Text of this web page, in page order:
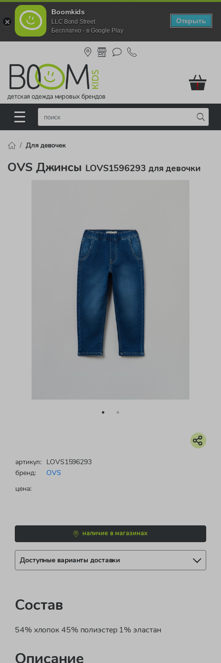
Boomkids
LLC Bond Street
Бесплатно - в Google Play
Открыть
детская одежда мировых брендов
!
Для девочек
OVS Джинсы LOVS1596293 для девочки
артикул: LOVS1596293
бренд:
OVS
цена:
наличие в магазинах
Доступные варианты доставки
Состав
54% хлопок 45% полиэстер 1% эластан
Описание